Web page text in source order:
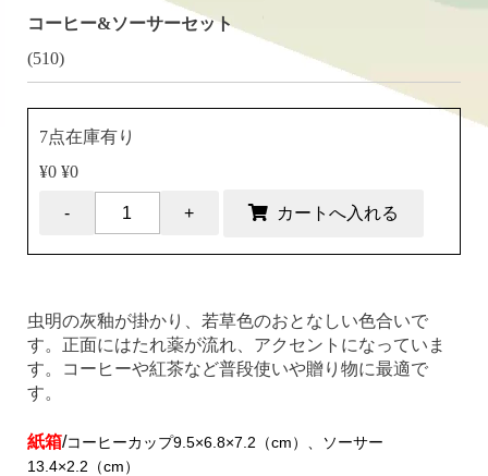
コーヒー&ソーサーセット
(510)
7点在庫有り
¥0 ¥0
虫明の灰釉が掛かり、若草色のおとなしい色合いで
す。正面にはたれ薬が流れ、アクセントになっていま
す。コーヒーや紅茶など普段使いや贈り物に最適で
す。
紙箱/コーヒーカップ9.5×6.8×7.2（cm）、
ソーサー
13.4×2.2（cm）